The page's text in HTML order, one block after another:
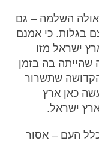
השלמה – גם
בגלות. כי אמנם
ישראל מזו
שהייתה בה בזמן
שתשרור
כאן ארץ
ישראל.
העם – אסור